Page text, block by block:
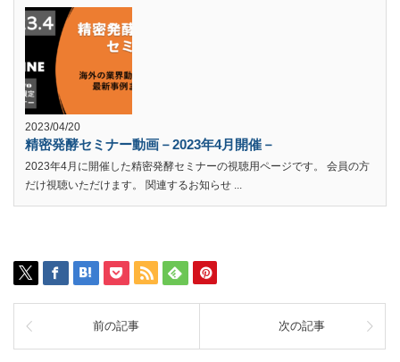
2023/04/20
精密発酵セミナー動画－2023年4月開催－
2023年4月に開催した精密発酵セミナーの視聴用ページです。 会員の方
だけ視聴いただけます。 関連するお知らせ ...
前の記事 次の記事